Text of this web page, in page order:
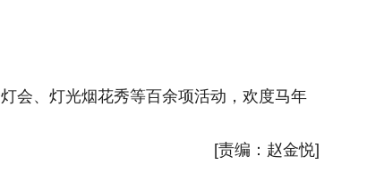
会、灯光烟花秀等百余项活动，欢度马年
[责编：赵金悦]